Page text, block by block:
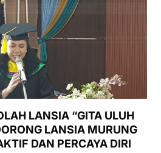
LANSIA “GITA ULUH
LANSIA MURUNG
DAN PERCAYA DIRI